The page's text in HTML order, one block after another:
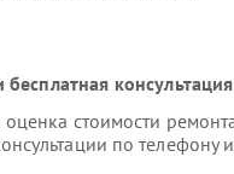
консультация
стоимости
по телефону